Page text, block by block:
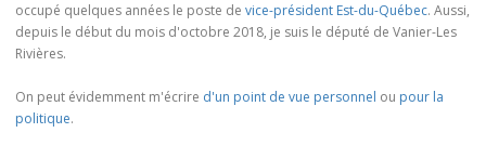
occupé quelques années le poste de vice-président Est-du-Québec. Aussi,
depuis le début du mois d'octobre 2018, je suis le député de Vanier-Les
Rivières.
On peut évidemment m'écrire d'un point de vue personnel ou pour la
politique.